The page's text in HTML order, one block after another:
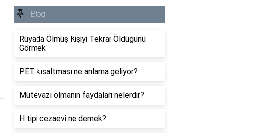
Blog
Rüyada Ölmüş Kişiyi Tekrar Öldüğünü
Görmek
PET kısaltması ne anlama geliyor?
Mütevazı olmanın faydaları nelerdir?
H tipi cezaevi ne demek?